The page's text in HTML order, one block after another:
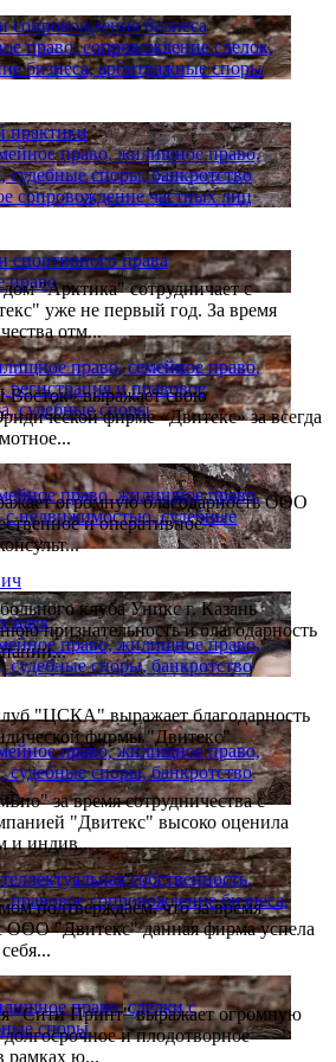
сопровождения бизнеса
право, сопровождение сделок,
бизнеса, арбитражные споры
практики
право, жилищное право,
судебные споры, банкротство
сопровождение частных лиц
спортивного права
право
право, семейное право,
регистрация и правовое
судебные споры
право, жилищное право,
с недвижимостью, судебные
наук
право, жилищное право,
судебные споры, банкротство
право, жилищное право,
судебные споры, банкротство
собственность,
правовое сопровождение бизнеса,
право, сделки с
споры
"Арктика" сотрудничает с
уже не первый год. За время
отм...
выражает свою
фирме «Двитекс» за всегда
огромную благодарность ООО
и оперативное
клуба Уникс г. Казань
признательность и благодарность
"ЦСКА" выражает благодарность
фирмы "Двитекс"
за время сотрудничества с
"Двитекс" высоко оценила
и индив...
подтверждаем, что за время
ООО "Двитекс" данная фирма успела
"Сити Принт" выражает огромную
долгосрочное и плодотворное
рамках ю...